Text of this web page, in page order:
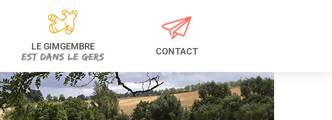
LE GIMGEMBRE CONTACT